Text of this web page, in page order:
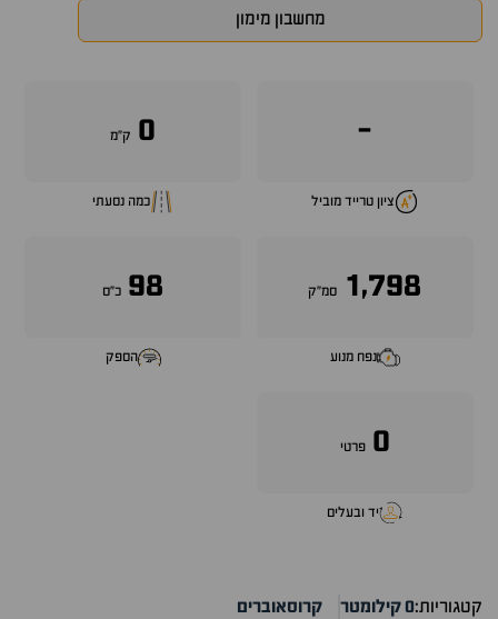
מחשבון מימון
-
ציון טרייד מוביל
0 ק״מ
כמה נסעתי
1,798 סמ״ק
נפח מנוע
98 כ״ס
הספק
0 פרטי
יד ובעלים
קטגוריות:0 קילומטר קרוסאוברים